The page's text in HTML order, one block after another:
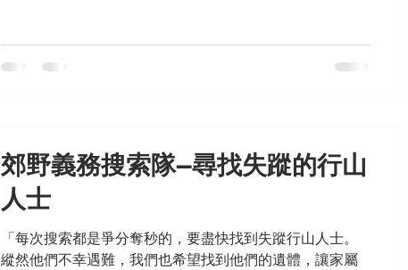
郊野義務搜索隊—尋找失蹤的行山
人士
「每次搜索都是爭分奪秒的，要盡快找到失蹤行山人士。
縱然他們不幸遇難，我們也希望找到他們的遺體，讓家屬